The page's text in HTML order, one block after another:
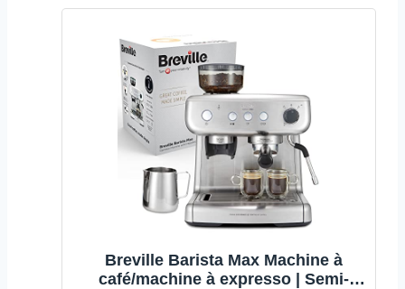
Breville Barista Max Machine à
café/machine à expresso | Semi-